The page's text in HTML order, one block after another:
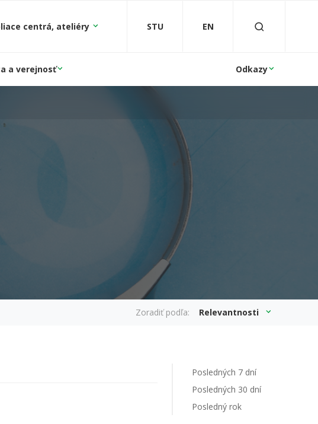
centrá, ateliéry STU EN
a verejnosť Odkazy
Zoradiť podľa: Relevantnosti
Posledných 7 dní
Posledných 30 dní
Posledný rok